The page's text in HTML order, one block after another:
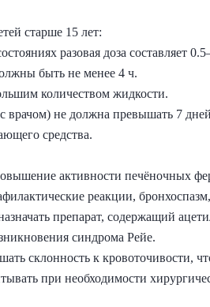
старше 15 лет:
разовая доза составляет
быть не менее 4 ч.
количеством жидкости.
врачом) не должна превышать 7
средства.
активности печёночных
реакции,
препарат, содержащий
синдрома Рейе.
склонность к кровоточивости,
при необходимости